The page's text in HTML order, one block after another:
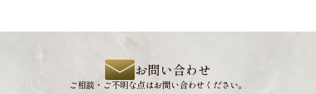
お問い合わせ
ご相談・ご不明な点はお問い合わせください。